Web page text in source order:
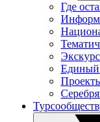
Где
Единый